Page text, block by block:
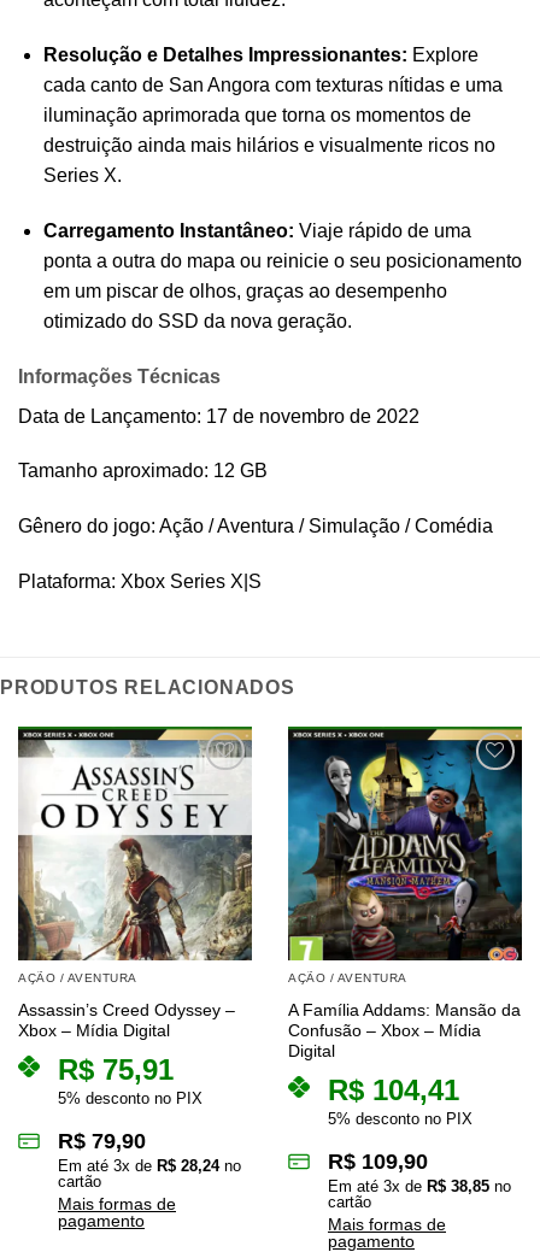
Resolução e Detalhes Impressionantes: Explore
cada canto de San Angora com texturas nítidas e uma
iluminação aprimorada que torna os momentos de
destruição ainda mais hilários e visualmente ricos no
Series X.
Carregamento Instantâneo: Viaje rápido de uma
ponta a outra do mapa ou reinicie o seu posicionamento
em um piscar de olhos, graças ao desempenho
otimizado do SSD da nova geração.
Informações Técnicas
Data de Lançamento: 17 de novembro de 2022
Tamanho aproximado: 12 GB
Gênero do jogo: Ação / Aventura / Simulação / Comédia
Plataforma: Xbox Series X|S
PRODUTOS RELACIONADOS
AÇÃO / AVENTURA
Assassin’s Creed Odyssey –
Xbox – Mídia Digital
R$ 75,91
5% desconto no PIX
R$ 79,90
Em até 3x de R$ 28,24no
cartão
Mais formas de
pagamento
AÇÃO / AVENTURA
A Família Addams: Mansão da
Confusão – Xbox – Mídia
Digital
R$ 104,41
5% desconto no PIX
R$ 109,90
Em até 3x de R$ 38,85 no
cartão
Mais formas de
pagamento